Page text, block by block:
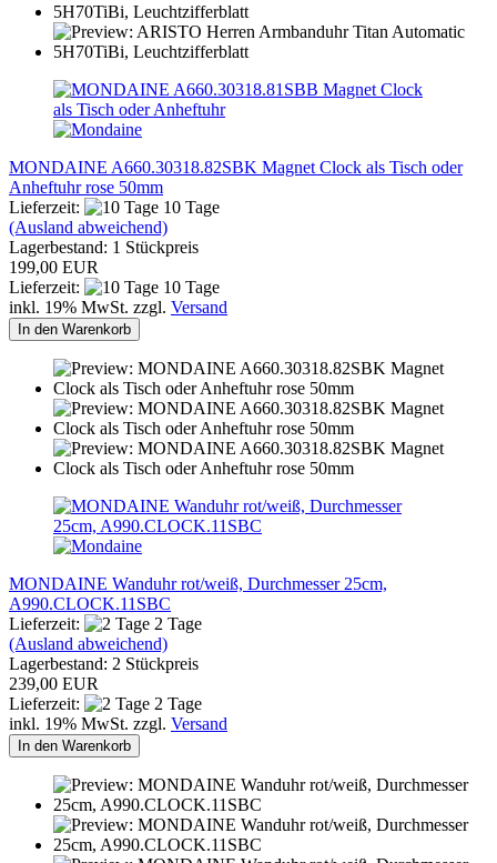
MONDAINE A660.30318.82SBK Magnet Clock als Tisch oder
Anheftuhr rose 50mm
Lieferzeit:
10 Tage
(Ausland abweichend)
Lagerbestand: 1 Stückpreis
199,00 EUR
Lieferzeit:
10 Tage
inkl. 19% MwSt. zzgl. Versand
In den Warenkorb
MONDAINE Wanduhr rot/weiß, Durchmesser 25cm,
A990.CLOCK.11SBC
Lieferzeit:
2 Tage
(Ausland abweichend)
Lagerbestand: 2 Stückpreis
239,00 EUR
Lieferzeit:
2 Tage
inkl. 19% MwSt. zzgl. Versand
In den Warenkorb